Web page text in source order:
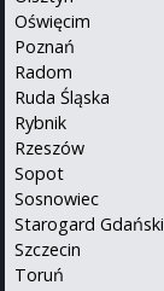
Oświęcim
Poznań
Radom
Ruda Śląska
Rybnik
Rzeszów
Sopot
Sosnowiec
Starogard Gdański
Szczecin
Toruń